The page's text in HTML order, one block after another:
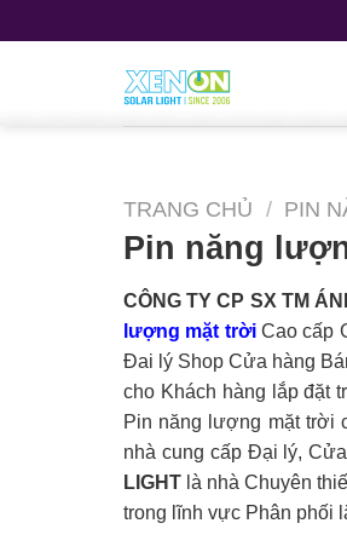
TRANG CHỦ / PIN
Pin năng
CÔNG TY CP SX TM
lượng mặt trờiCao cấp
Đai lý Shop Cửa hàng
cho Khách hàng lắp đặt
Pin năng lượng mặt trời
nhà cung cấp Đại lý,
LIGHT là nhà Chuyên
trong lĩnh vực Phân phối